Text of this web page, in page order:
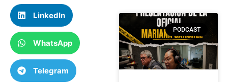
LinkedIn
WhatsApp
Telegram
PODCAST